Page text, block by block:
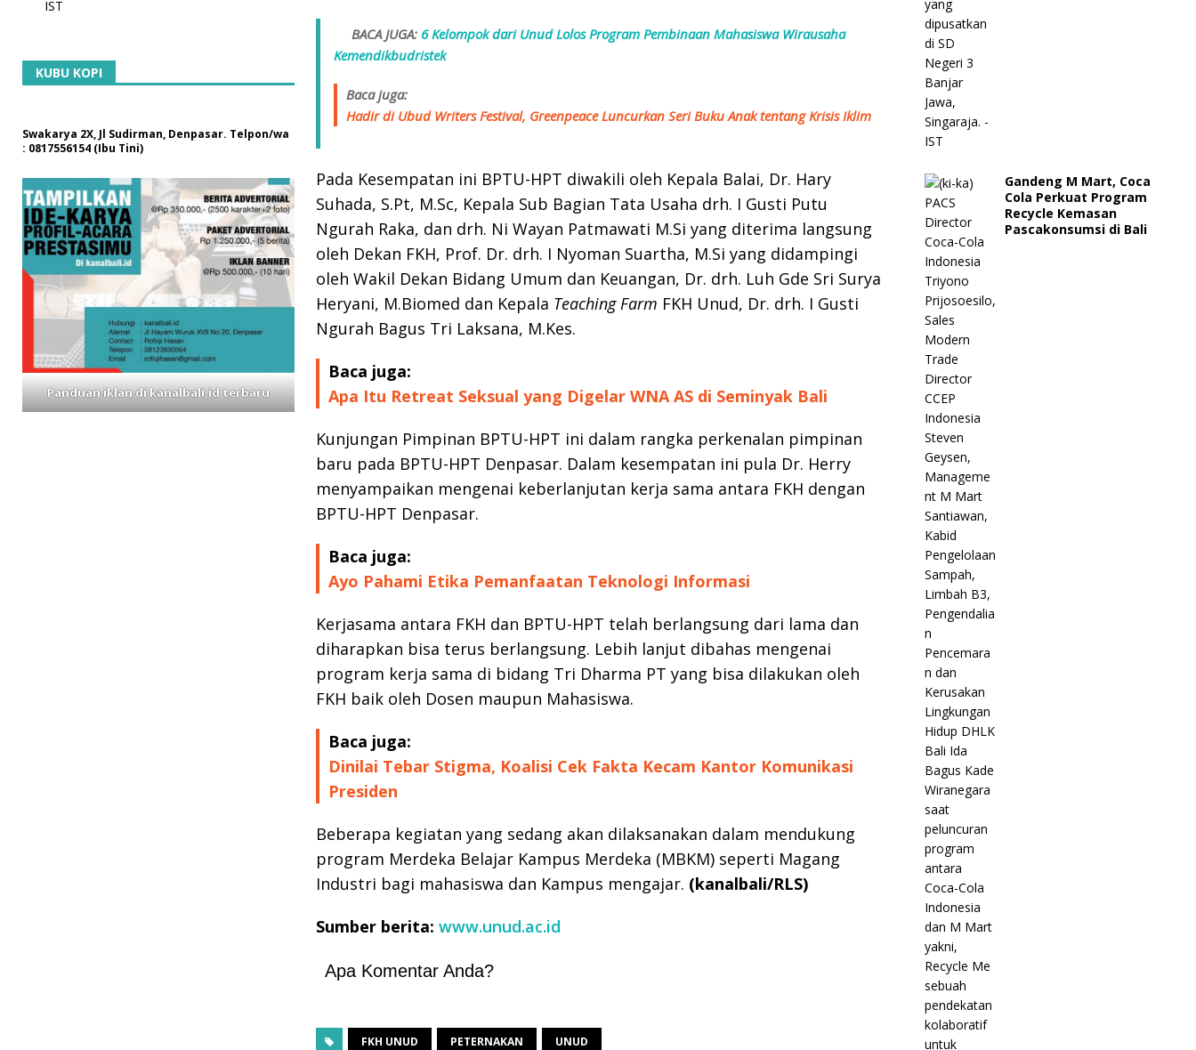
BACA JUGA:6 Kelompok dari Unud Lolos Program Pembinaan Mahasiswa Wirausaha
Kemendikbudristek
Baca juga:
Hadir di Ubud Writers Festival, Greenpeace Luncurkan Seri Buku Anak tentang Krisis Iklim
Pada Kesempatan ini BPTU-HPT diwakili oleh Kepala Balai, Dr. Hary
Suhada, S.Pt, M.Sc, Kepala Sub Bagian Tata Usaha drh. I Gusti Putu
Ngurah Raka, dan drh. Ni Wayan Patmawati M.Si yang diterima langsung
oleh Dekan FKH, Prof. Dr. drh. I Nyoman Suartha, M.Si yang didampingi
oleh Wakil Dekan Bidang Umum dan Keuangan, Dr. drh. Luh Gde Sri Surya
Heryani, M.Biomed dan Kepala Teaching Farm FKH Unud, Dr. drh. I Gusti
Ngurah Bagus Tri Laksana, M.Kes.
Baca juga:
Apa Itu Retreat Seksual yang Digelar WNA AS di Seminyak Bali
Kunjungan Pimpinan BPTU-HPT ini dalam rangka perkenalan pimpinan
baru pada BPTU-HPT Denpasar. Dalam kesempatan ini pula Dr. Herry
menyampaikan mengenai keberlanjutan kerja sama antara FKH dengan
BPTU-HPT Denpasar.
Baca juga:
Ayo Pahami Etika Pemanfaatan Teknologi Informasi
Kerjasama antara FKH dan BPTU-HPT telah berlangsung dari lama dan
diharapkan bisa terus berlangsung. Lebih lanjut dibahas mengenai
program kerja sama di bidang Tri Dharma PT yang bisa dilakukan oleh
FKH baik oleh Dosen maupun Mahasiswa.
Baca juga:
Dinilai Tebar Stigma, Koalisi Cek Fakta Kecam Kantor Komunikasi
Presiden
Beberapa kegiatan yang sedang akan dilaksanakan dalam mendukung
program Merdeka Belajar Kampus Merdeka (MBKM) seperti Magang
Industri bagi mahasiswa dan Kampus mengajar. (kanalbali/RLS)
Sumber berita: www.unud.ac.id
Apa Komentar Anda?
FKH UNUD PETERNAKAN UNUD
KUBU KOPI
Swakarya 2X, Jl Sudirman, Denpasar. Telpon/wa
: 0817556154 (Ibu Tini)
Panduan iklan di kanalbali,id terbaru
Gandeng M Mart, Coca
Cola Perkuat Program
Recycle Kemasan
Pascakonsumsi di Bali